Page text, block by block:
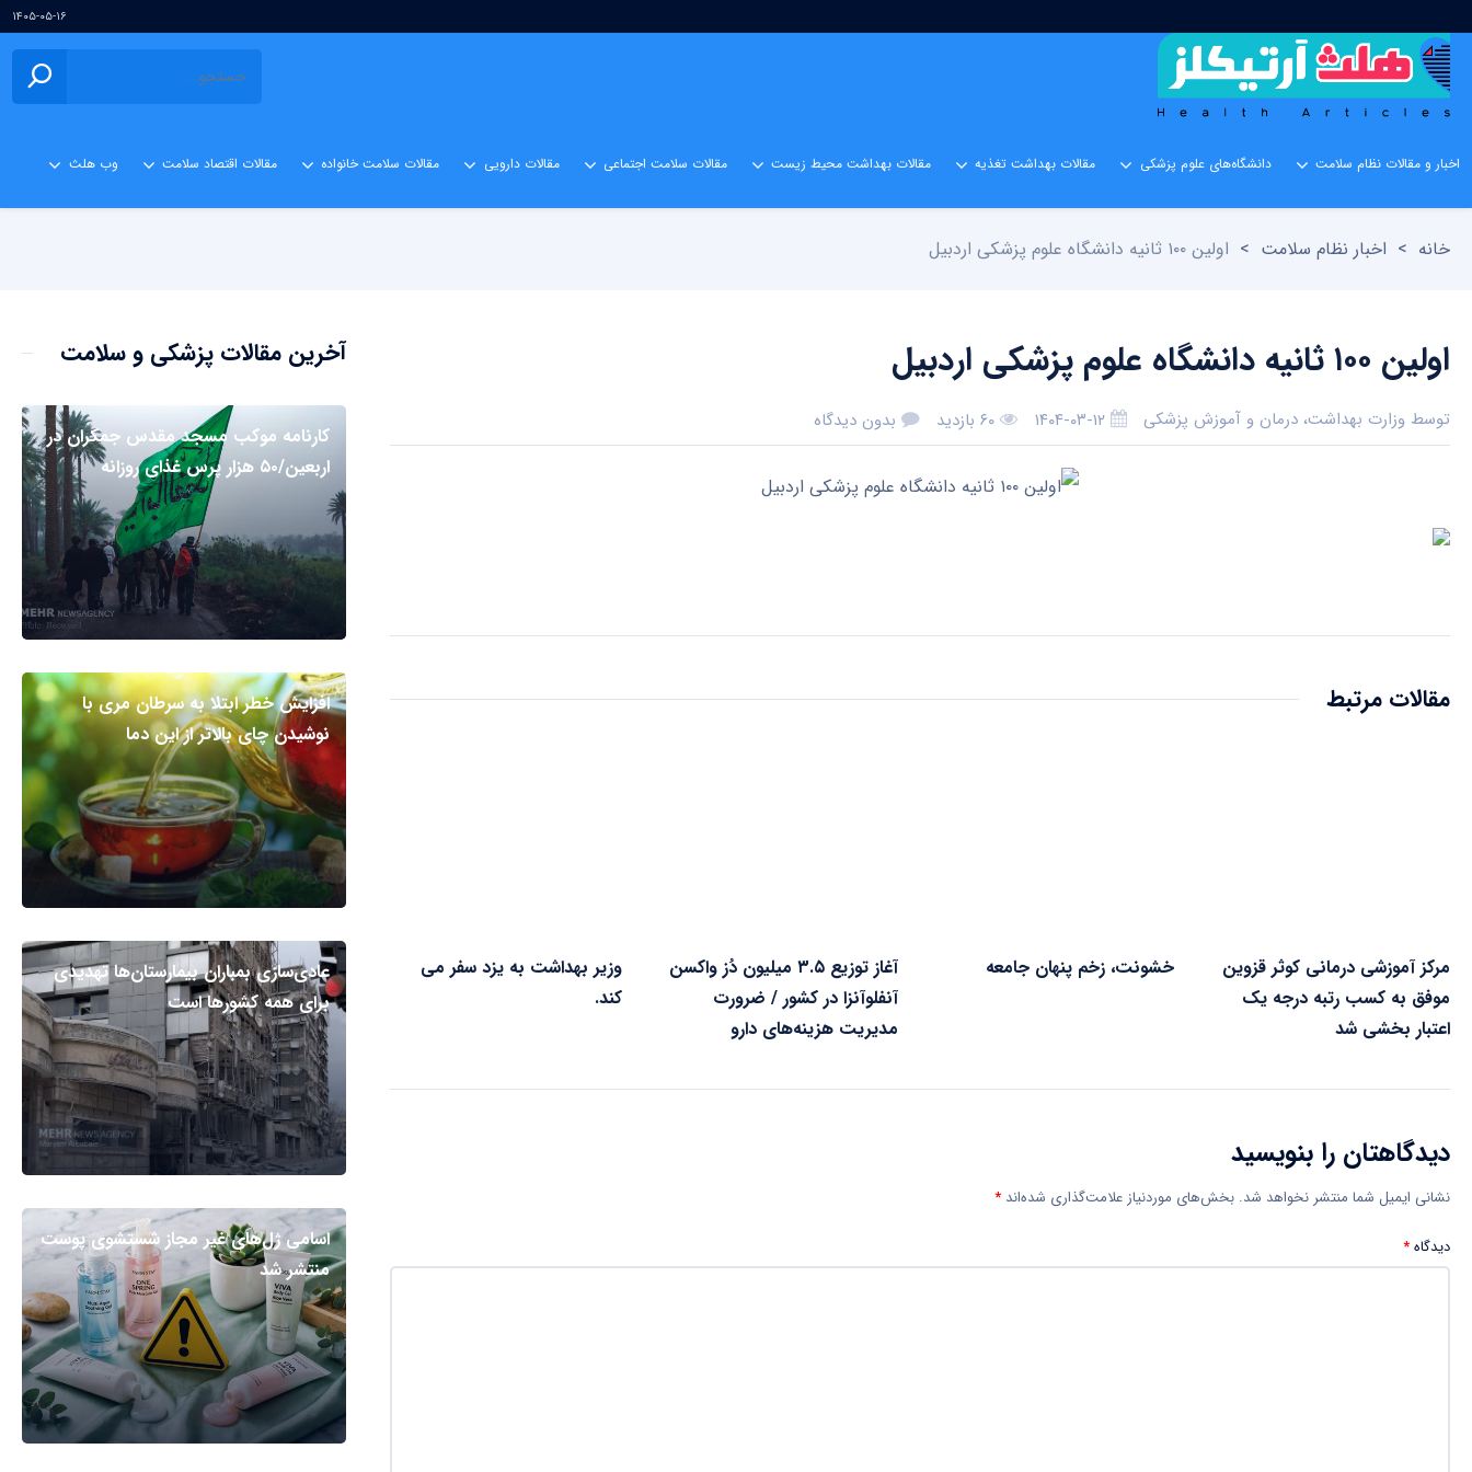
۱۴۰۵-۰۵-۱۶
اخبار و مقالات نظام سلامت دانشگاه‌های علوم پزشکی مقالات بهداشت تغذیه مقالات بهداشت محیط زیست مقالات سلامت اجتماعی مقالات دارویی مقالات سلامت خانواده مقالات اقتصاد سلامت وب هلث
خانه > اخبار نظام سلامت > اولین ۱۰۰ ثانیه دانشگاه علوم پزشکی اردبیل
اولین ۱۰۰ ثانیه دانشگاه علوم پزشکی اردبیل
توسط وزارت بهداشت، درمان و آموزش پزشکی ۱۴۰۴-۰۳-۱۲ ۶۰ بازدید بدون دیدگاه
مقالات مرتبط
مرکز آموزشی درمانی کوثر قزوین
موفق به کسب رتبه درجه یک
اعتبار بخشی شد
خشونت، زخم پنهان جامعه
آغاز توزیع ۳.۵ میلیون دُز واکسن
آنفلوآنزا در کشور / ضرورت
مدیریت هزینه‌های دارو
وزیر بهداشت به یزد سفر می
کند.
دیدگاهتان را بنویسید
نشانی ایمیل شما منتشر نخواهد شد. بخش‌های موردنیاز علامت‌گذاری شده‌اند *
دیدگاه*
آخرین مقالات پزشکی و سلامت
کارنامه موکب مسجد مقدس جمکران در
اربعین/۵۰ هزار پرس غذای روزانه
افزایش خطر ابتلا به سرطان مری با
نوشیدن چای بالاتر از این دما
عادی‌سازی بمباران بیمارستان‌ها تهدیدی
برای همه کشورها است
اسامی ژل‌های غیر مجاز شستشوی پوست
منتشر شد